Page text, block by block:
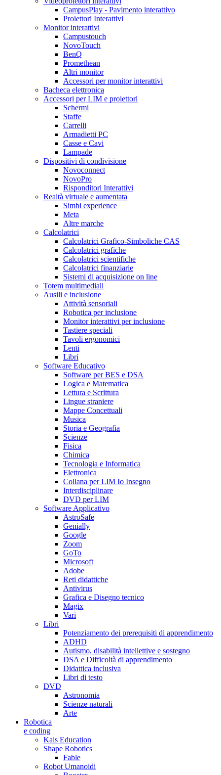
CampusPlay - Pavimento interattivo
Proiettori Interattivi
Monitor interattivi
Campustouch
NovoTouch
BenQ
Promethean
Altri monitor
Accessori per monitor interattivi
Bacheca elettronica
Accessori per LIM e proiettori
Schermi
Staffe
Carrelli
Armadietti PC
Casse e Cavi
Lampade
Dispositivi di condivisione
Novoconnect
NovoPro
Risponditori Interattivi
Realtà virtuale e aumentata
Simbi experience
Meta
Altre marche
Calcolatrici
Calcolatrici Grafico-Simboliche CAS
Calcolatrici grafiche
Calcolatrici scientifiche
Calcolatrici finanziarie
Sistemi di acquisizione on line
Totem multimediali
Ausili e inclusione
Attività sensoriali
Robotica per inclusione
Monitor interattivi per inclusione
Tastiere speciali
Tavoli ergonomici
Lenti
Libri
Software Educativo
Software per BES e DSA
Logica e Matematica
Lettura e Scrittura
Lingue straniere
Mappe Concettuali
Musica
Storia e Geografia
Scienze
Fisica
Chimica
Tecnologia e Informatica
Elettronica
Collana per LIM Io Insegno
Interdisciplinare
DVD per LIM
Software Applicativo
AstroSafe
Genially
Google
Zoom
GoTo
Microsoft
Adobe
Reti didattiche
Antivirus
Grafica e Disegno tecnico
Magix
Vari
Libri
Potenziamento dei prerequisiti di apprendimento
ADHD
Autismo, disabilità intellettive e sostegno
DSA e Difficoltà di apprendimento
Didattica inclusiva
Libri di testo
DVD
Astronomia
Scienze naturali
Arte
Robotica
e coding
Kais Education
Shape Robotics
Fable
Robot Umanoidi